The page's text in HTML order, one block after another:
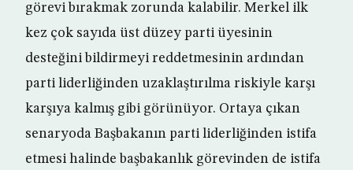
görevi bırakmak zorunda kalabilir. Merkel ilk
kez çok sayıda üst düzey parti üyesinin
desteğini bildirmeyi reddetmesinin ardından
parti liderliğinden uzaklaştırılma riskiyle karşı
karşıya kalmış gibi görünüyor. Ortaya çıkan
senaryoda Başbakanın parti liderliğinden istifa
etmesi halinde başbakanlık görevinden de istifa